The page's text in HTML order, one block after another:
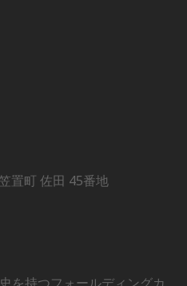
置町 佐田 45番地